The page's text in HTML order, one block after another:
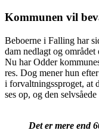
Kom­mu­nen vil
Bebo­er­ne i Fal­ling har
dam ned­lagt og
Nu har Odder
res. Dog mener hun
i for­valt­nings­spro­get, at
ses op, og den
Det er mere end